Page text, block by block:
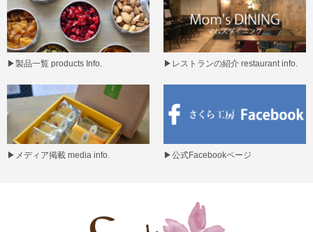
▶製品一覧 products Info. ▶ レストランの紹介 restaurant info.
▶ メディア掲載 media info. ▶公式Facebookページ